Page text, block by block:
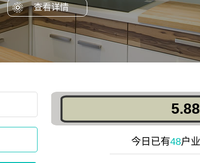
查看详情
今日已有48户
1分钟前 张女士